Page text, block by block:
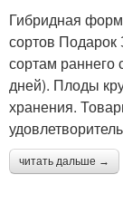
Гибридная
сортов Подарок
сортам раннего
дней). Плоды
хранения.
читать дальше →